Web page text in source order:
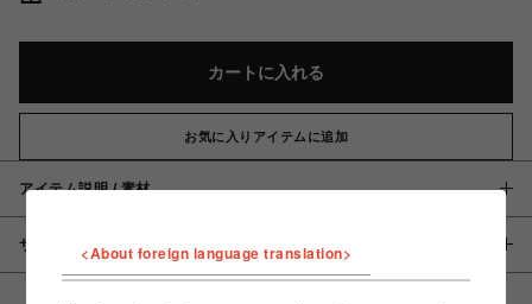
カートに入れる
お気に入りアイテムに追加
アイテム説明 / 素材
サイズ <About foreign language translation>